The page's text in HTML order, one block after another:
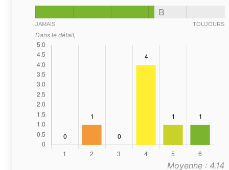
B
JAMAIS TOUJOURS
Dans le détail,
Moyenne : 4.14